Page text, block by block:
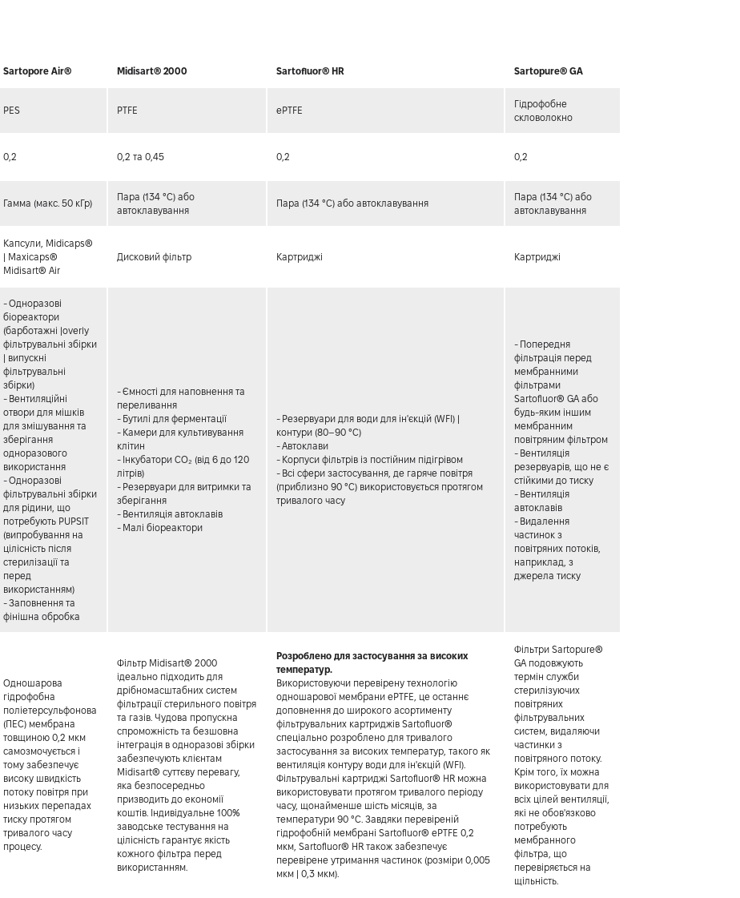
Sartopore Air® Midisart® 2000 Sartofluor® HR Sartopure® GA
PES PTFE ePTFE
Гідрофобне
скловолокно
0,2 0,2 та 0,45 0,2 0,2
Гамма (макс. 50 кГр)
Пара (134 °C) або
автоклавування
Пара (134 °C) або автоклавування
Пара (134 °C) або
автоклавування
Капсули, Midicaps®
| Maxicaps®
Midisart® Air
Дисковий фільтр Картриджі Картриджі
- Одноразові
біореактори
(барботажні |overly
фільтрувальні збірки
| випускні
фільтрувальні
збірки)
- Вентиляційні
отвори для мішків
для змішування та
зберігання
одноразового
використання
- Одноразові
фільтрувальні збірки
для рідини, що
потребують PUPSIT
(випробування на
цілісність після
стерилізації та
перед
використанням)
- Заповнення та
фінішна обробка
- Ємності для наповнення та
переливання
- Бутилі для ферментації
- Камери для культивування
клітин
- Інкубатори CO₂ (від 6 до 120
літрів)
- Резервуари для витримки та
зберігання
- Вентиляція автоклавів
- Малі біореактори
- Резервуари для води для ін'єкцій (WFI) |
контури (80–90 °C)
- Автоклави
- Корпуси фільтрів із постійним підігрівом
- Всі сфери застосування, де гаряче повітря
(приблизно 90 °C) використовується протягом
тривалого часу
- Попередня
фільтрація перед
мембранними
фільтрами
Sartofluor® GA або
будь-яким іншим
мембранним
повітряним фільтром
- Вентиляція
резервуарів, що не є
стійкими до тиску
- Вентиляція
автоклавів
- Видалення
частинок з
повітряних потоків,
наприклад, з
джерела тиску
Одношарова
гідрофобна
поліетерсульфонова
(ПЕС) мембрана
товщиною 0,2 мкм
самозмочується і
тому забезпечує
високу швидкість
потоку повітря при
низьких перепадах
тиску протягом
тривалого часу
процесу.
Фільтр Midisart® 2000
ідеально підходить для
дрібномасштабних систем
фільтрації стерильного повітря
та газів. Чудова пропускна
спроможність та безшовна
інтеграція в одноразові збірки
забезпечують клієнтам
Midisart® суттєву перевагу,
яка безпосередньо
призводить до економії
коштів. Індивідуальне 100%
заводське тестування на
цілісність гарантує якість
кожного фільтра перед
використанням.
Розроблено для застосування за високих
температур.
Використовуючи перевірену технологію
одношарової мембрани ePTFE, це останнє
доповнення до широкого асортименту
фільтрувальних картриджів Sartofluor®
спеціально розроблено для тривалого
застосування за високих температур, такого як
вентиляція контуру води для ін'єкцій (WFI).
Фільтрувальні картриджі Sartofluor® HR можна
використовувати протягом тривалого періоду
часу, щонайменше шість місяців, за
температури 90 °C. Завдяки перевіреній
гідрофобній мембрані Sartofluor® ePTFE 0,2
мкм, Sartofluor® HR також забезпечує
перевірене утримання частинок (розміри 0,005
мкм | 0,3 мкм).
Фільтри Sartopure®
GA подовжують
термін служби
стерилізуючих
повітряних
фільтрувальних
систем, видаляючи
частинки з
повітряного потоку.
Крім того, їх можна
використовувати для
всіх цілей вентиляції,
які не обов'язково
потребують
мембранного
фільтра, що
перевіряється на
щільність.